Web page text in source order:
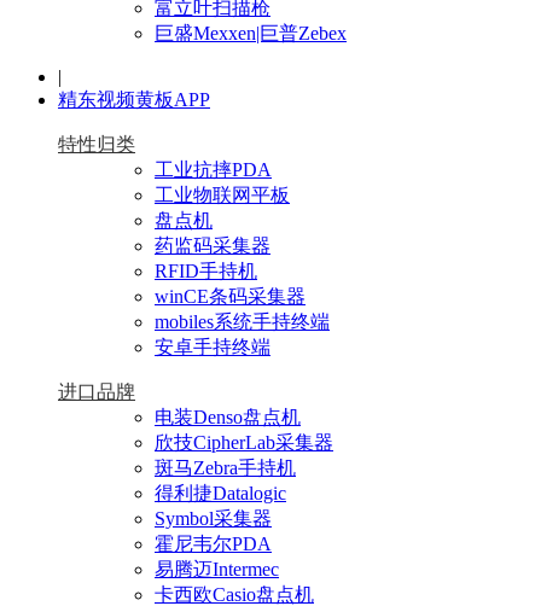
富立叶扫描枪
巨盛Mexxen|巨普Zebex
|
精东视频黄板APP
特性归类
工业抗摔PDA
工业物联网平板
盘点机
药监码采集器
RFID手持机
winCE条码采集器
mobiles系统手持终端
安卓手持终端
进口品牌
电装Denso盘点机
欣技CipherLab采集器
斑马Zebra手持机
得利捷Datalogic
Symbol采集器
霍尼韦尔PDA
易腾迈Intermec
卡西欧Casio盘点机